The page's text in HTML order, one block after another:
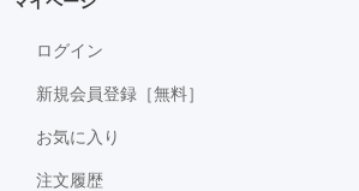
ログイン
新規会員登録［無料］
お気に入り
注文履歴